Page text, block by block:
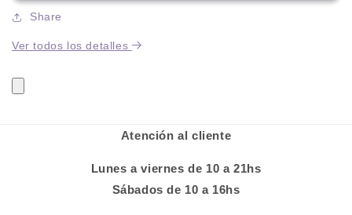
Adulto
+
+
Share
Ver todos los detalles
Atención al cliente
Lunes a viernes de 10 a 21hs
Sábados de 10 a 16hs